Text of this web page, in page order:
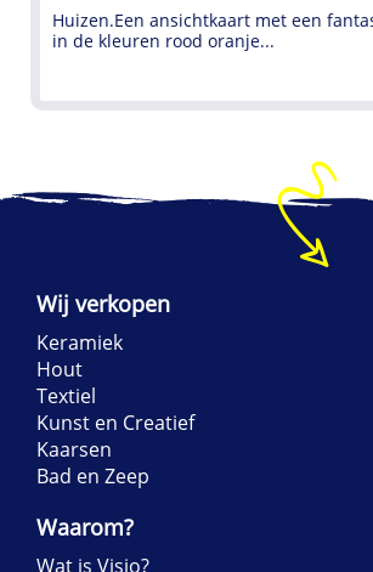
Huizen.Een ansichtkaart met een
in de kleuren rood oranje...
Wij verkopen
Keramiek
Hout
Textiel
Kunst en Creatief
Kaarsen
Bad en Zeep
Waarom?
Wat is Visio?